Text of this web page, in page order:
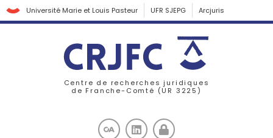
Université Marie et Louis Pasteur UFR SJEPG Arcjuris
Centre de recherches juridiques
de Franche-Comté (UR 3225)